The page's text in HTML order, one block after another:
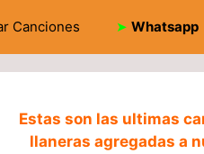
Canciones ➤ Whatsapp
Estas son las ultimas
llaneras agregadas a